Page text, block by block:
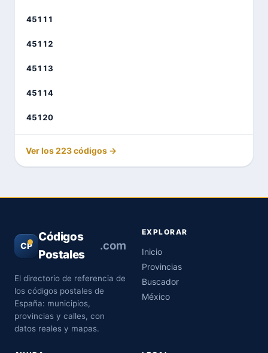
45111
45112
45113
45114
45120
Ver los 223 códigos →
CP
Códigos
Postales
.com
El directorio de referencia de
los códigos postales de
España: municipios,
provincias y calles, con
datos reales y mapas.
EXPLORAR
Inicio
Provincias
Buscador
México